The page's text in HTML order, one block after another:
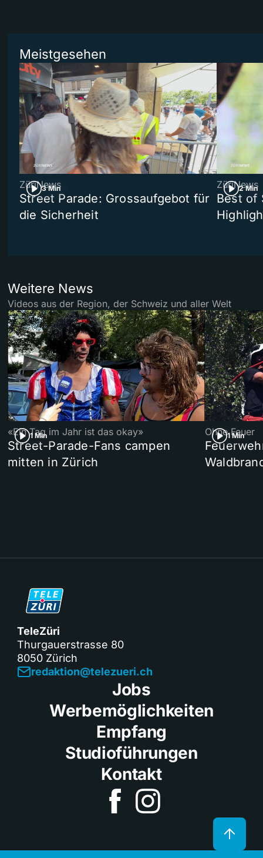
Meistgesehen
3 Min
ZüriNews
Street Parade: Grossaufgebot für
die Sicherheit
2 Min
ZüriNews
Best of
Weitere News
Videos aus der Region, der Schweiz und aller Welt
1 Min
«Ein Tag im Jahr ist das okay»
Street-Parade-Fans campen
mitten in Zürich
1 Min
Ohne Feuer
TeleZüri
Thurgauerstrasse 80
8050 Zürich
redaktion@telezueri.ch
Jobs
Werbemöglichkeiten
Empfang
Studioführungen
Kontakt